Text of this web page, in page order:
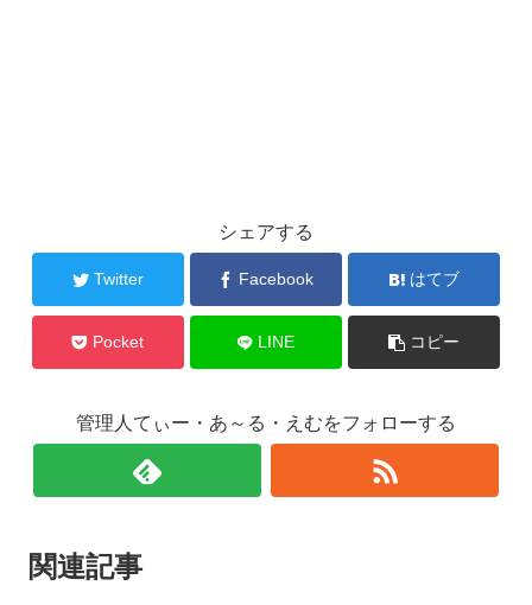
シェアする
Twitter Facebook はてブ
Pocket LINE コピー
管理人てぃー・あ～る・えむをフォローする
関連記事